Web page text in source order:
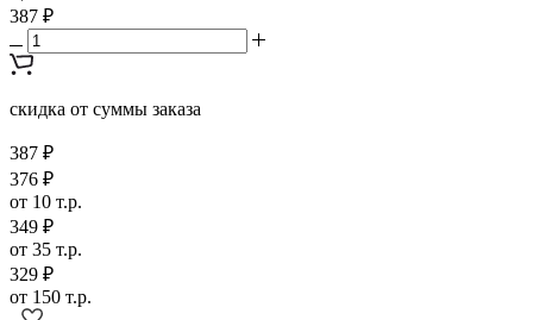
387 ₽
376 ₽
от 10 т.р.
349 ₽
от 35 т.р.
329 ₽
от 150 т.р.